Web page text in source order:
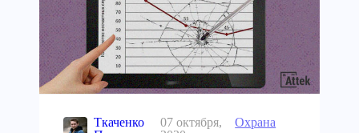
Ткаченко
07 октября,
Охрана